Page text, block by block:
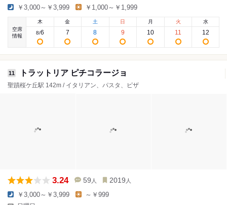
￥3,000～￥3,999 ￥1,000～￥1,999
空席
情報
木
8/6
金
7
土
8
日
9
月
10
火
11
水
12
11 トラットリア ピチコラージョ
聖蹟桜ケ丘駅 142m / イタリアン、パスタ、ピザ
3.24 59 人 2019 人
￥3,000～￥3,999 ～￥999